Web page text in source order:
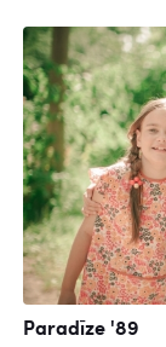
Paradīze '89